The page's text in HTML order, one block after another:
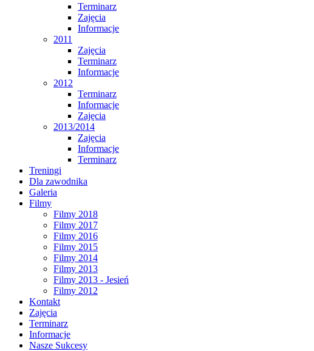
Terminarz
Zajęcia
Informacje
2011
Zajęcia
Terminarz
Informacje
2012
Terminarz
Informacje
Zajęcia
2013/2014
Zajęcia
Informacje
Terminarz
Treningi
Dla zawodnika
Galeria
Filmy
Filmy 2018
Filmy 2017
Filmy 2016
Filmy 2015
Filmy 2014
Filmy 2013
Filmy 2013 - Jesień
Filmy 2012
Kontakt
Zajęcia
Terminarz
Informacje
Nasze Sukcesy